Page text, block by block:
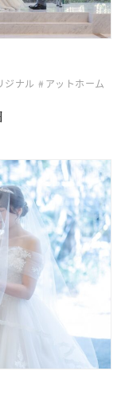
ジナル アットホーム